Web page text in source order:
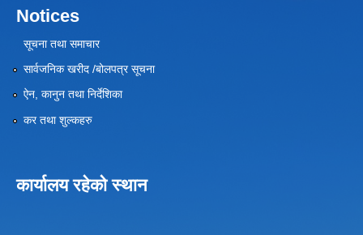
Notices
सूचना तथा समाचार
सार्वजनिक खरीद /बोलपत्र सूचना
ऐन, कानुन तथा निर्देशिका
कर तथा शुल्कहरु
कार्यालय रहेको स्थान